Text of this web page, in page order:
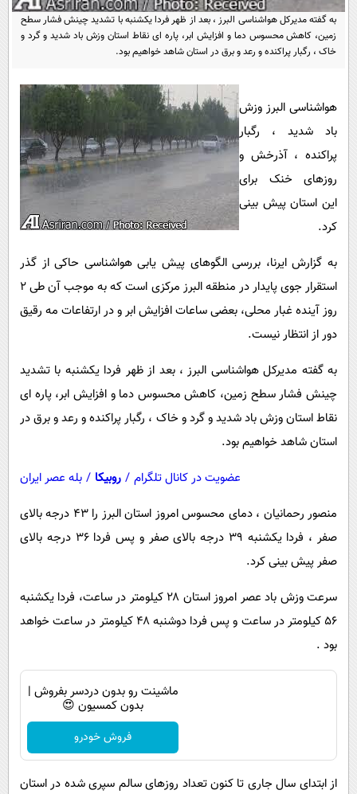
سرگرمی
فناوری
حوادث
سلامت
بین الملل
حیات وحش
پیامک
روانشناسی
دانلود
به گفته مدیرکل هواشناسی البرز ، بعد از ظهر فردا یکشنبه با تشدید چینش فشار سطح
زمین، کاهش محسوس دما و افزایش ابر، پاره ای نقاط استان وزش باد شدید و گرد و
خاک ، رگبار پراکنده و رعد و برق در استان شاهد خواهیم بود.
هواشناسی البرز وزش
باد شدید ، رگبار
پراکنده ، آذرخش و
روزهای خنک برای
این استان پیش بینی
کرد.
به گزارش ایرنا، بررسی الگوهای پیش یابی هواشناسی حاکی از گذر
استقرار جوی پایدار در منطقه البرز مرکزی است که به موجب آن طی ۲
روز آینده غبار محلی، بعضی ساعات افزایش ابر و در ارتفاعات مه رقیق
دور از انتظار نیست.
به گفته مدیرکل هواشناسی البرز ، بعد از ظهر فردا یکشنبه با تشدید
چینش فشار سطح زمین، کاهش محسوس دما و افزایش ابر، پاره ای
نقاط استان وزش باد شدید و گرد و خاک ، رگبار پراکنده و رعد و برق در
استان شاهد خواهیم بود.
عضویت در کانال تلگرام / روبیکا / بله عصر ایران
منصور رحمانیان ، دمای محسوس امروز استان البرز را ۴۳ درجه بالای
صفر ، فردا یکشنبه ۳۹ درجه بالای صفر و پس فردا ۳۶ درجه بالای
صفر پیش بینی کرد.
سرعت وزش باد عصر امروز استان ۲۸ کیلومتر در ساعت، فردا یکشنبه
۵۶ کیلومتر در ساعت و پس فردا دوشنبه ۴۸ کیلومتر در ساعت خواهد
بود .
ماشینت رو بدون دردسر بفروش |
بدون کمسیون 😍
فروش خودرو
از ابتدای سال جاری تا کنون تعداد روزهای سالم سپری شده در استان